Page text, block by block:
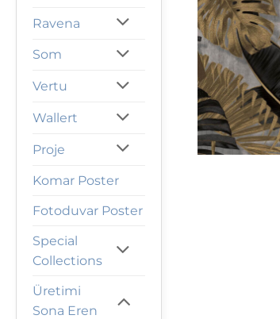
Ravena
Som
Vertu
Wallert
Proje
Komar Poster
Fotoduvar Poster
Special
Collections
Üretimi
Sona Eren